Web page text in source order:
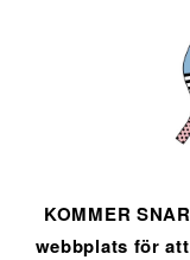
KOMMER
webbplats för